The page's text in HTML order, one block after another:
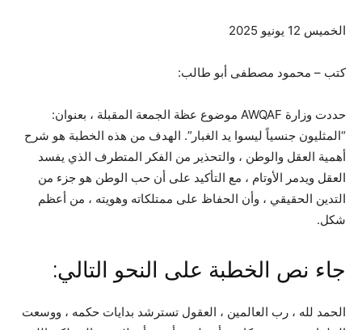
الخميس 12 يونيو 2025
كتب – محمود مصطفى أبو طالب:
حددت وزارة AWQAF موضوع عظة الجمعة المقبلة ، بعنوان:
“المثليون جنسياً ليسوا يد الغبار”. الهدف من هذه الخطبة هو شرح
أهمية العقل والوطن ، والتحذير من الفكر المتطرف الذي يفسد
العقل ويدمر الأوتام ، مع التأكيد على أن حب الوطن هو جزء من
التدين الحقيقي ، وأن الحفاظ على ممتلكاته وهويته ، من أعظم
شكل.
جاء نص الخطبة على النحو التالي:
الحمد لله ، رب العالمين ، العقول تسترشد بدايات حكمه ، ووسعت